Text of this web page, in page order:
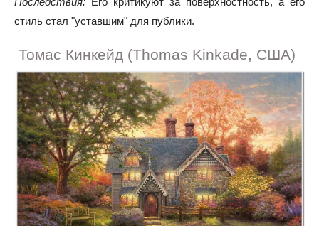
стиль стал "уставшим" для публики.
Томас Кинкейд (Thomas Kinkade, США)